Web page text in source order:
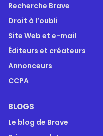
Recherche Brave
Droit à l’oubli
Site Web et e-mail
Éditeurs et créateurs
Annonceurs
CCPA
BLOGS
Le blog de Brave